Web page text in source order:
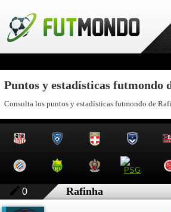
Puntos y estadísticas futmondo
Consulta los puntos y estadísticas futmondo de
0 Rafinha